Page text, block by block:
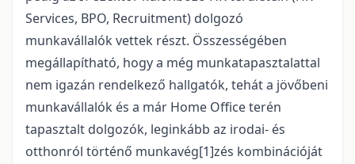
Services, BPO, Recruitment) dolgozó
munkavállalók vettek részt. Összességében
megállapítható, hogy a még munkatapasztalattal
nem igazán rendelkező hallgatók, tehát a jövőbeni
munkavállalók és a már Home Office terén
tapasztalt dolgozók, leginkább az irodai- és
otthonról történő munkavég[1]zés kombinációját